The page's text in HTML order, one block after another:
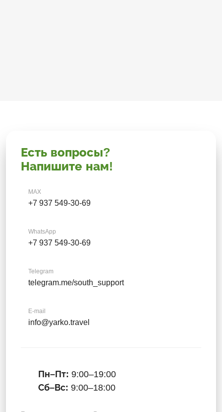
Есть вопросы?
Напишите нам!
MAX
+7 937 549-30-69
WhatsApp
+7 937 549-30-69
Telegram
telegram.me/south_support
E-mail
info@yarko.travel
Пн–Пт: 9:00–19:00
Сб–Вс: 9:00–18:00